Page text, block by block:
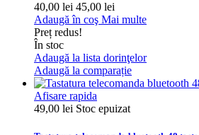
40,00 lei 45,00 lei
Adaugă în coş Mai multe
Preț redus!
În stoc
Adaugă la lista dorinţelor
Adaugă la comparație
Afisare rapida
49,00 lei Stoc epuizat